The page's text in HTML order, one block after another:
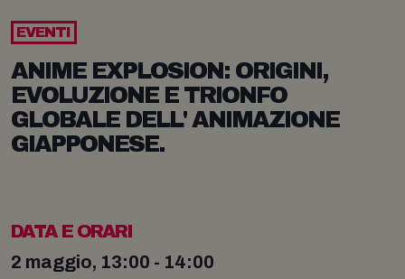
EVENTI
ANIME EXPLOSION: ORIGINI,
EVOLUZIONE E TRIONFO
GLOBALE DELL' ANIMAZIONE
GIAPPONESE.
DATA E ORARI
2 maggio, 13:00 - 14:00